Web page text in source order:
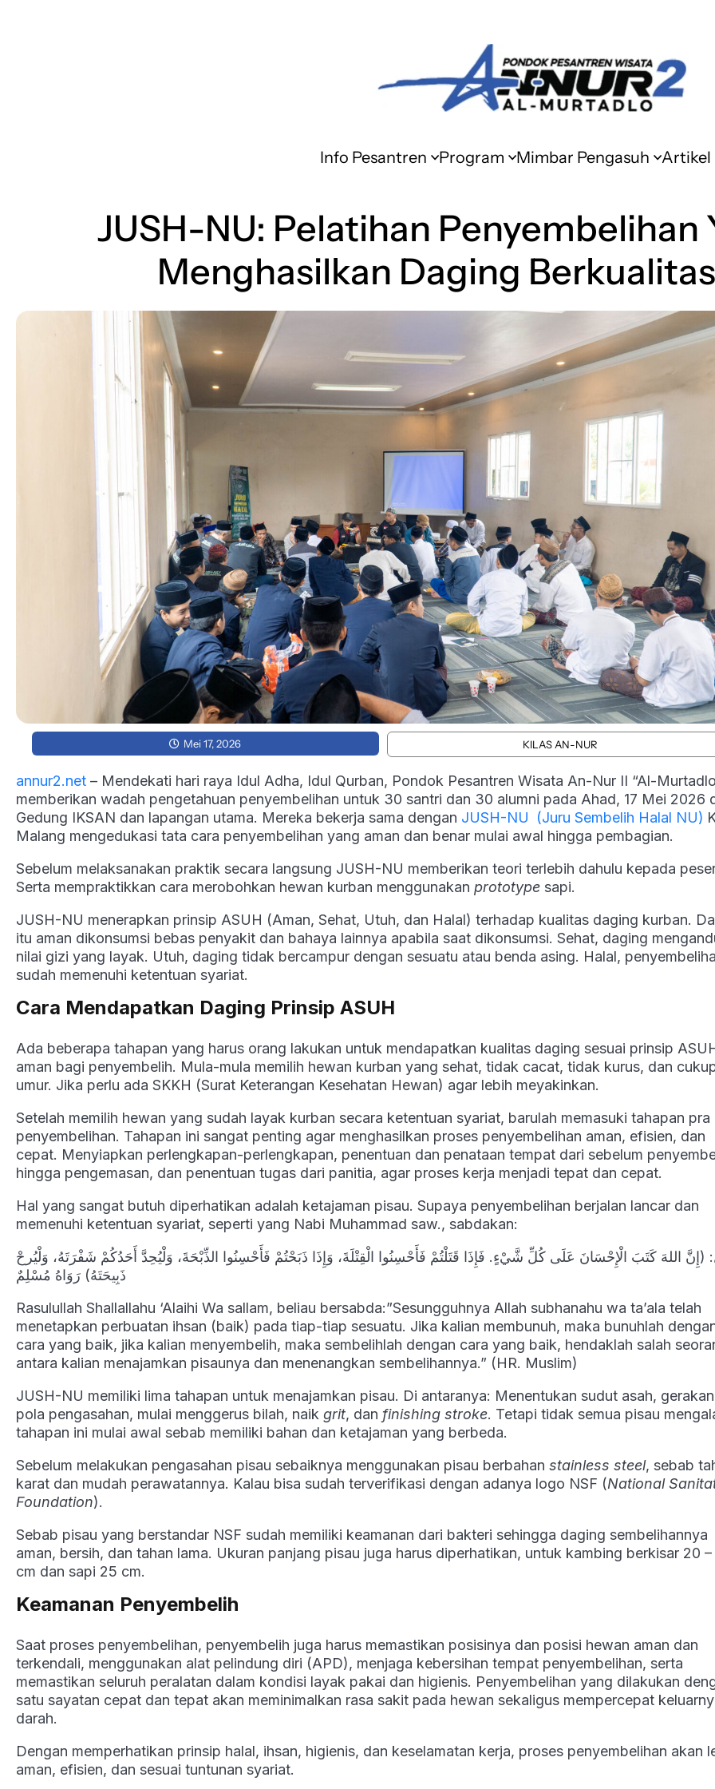
Info Pesantren Program Mimbar Pengasuh Artikel
JUSH-NU: Pelatihan Penyembelihan
Menghasilkan Daging
Mei 17, 2026 KILAS AN-NUR
annur2.net – Mendekati hari raya Idul Adha, Idul Qurban, Pondok Pesantren Wisata An-Nur II “Al-
memberikan wadah pengetahuan penyembelihan untuk 30 santri dan 30 alumni pada Ahad, 17 Mei 2026
Gedung IKSAN dan lapangan utama. Mereka bekerja sama dengan JUSH-NU (Juru Sembelih Halal NU)
Malang mengedukasi tata cara penyembelihan yang aman dan benar mulai awal hingga pembagian.
Sebelum melaksanakan praktik secara langsung JUSH-NU memberikan teori terlebih dahulu kepada
Serta mempraktikkan cara merobohkan hewan kurban menggunakan prototype sapi.
JUSH-NU menerapkan prinsip ASUH (Aman, Sehat, Utuh, dan Halal) terhadap kualitas daging kurban.
itu aman dikonsumsi bebas penyakit dan bahaya lainnya apabila saat dikonsumsi. Sehat, daging
nilai gizi yang layak. Utuh, daging tidak bercampur dengan sesuatu atau benda asing. Halal,
sudah memenuhi ketentuan syariat.
Cara Mendapatkan Daging Prinsip ASUH
Ada beberapa tahapan yang harus orang lakukan untuk mendapatkan kualitas daging sesuai prinsip
aman bagi penyembelih. Mula-mula memilih hewan kurban yang sehat, tidak cacat, tidak kurus, dan
umur. Jika perlu ada SKKH (Surat Keterangan Kesehatan Hewan) agar lebih meyakinkan.
Setelah memilih hewan yang sudah layak kurban secara ketentuan syariat, barulah memasuki tahapan pra
penyembelihan. Tahapan ini sangat penting agar menghasilkan proses penyembelihan aman, efisien, dan
cepat. Menyiapkan perlengkapan-perlengkapan, penentuan dan penataan tempat dari sebelum
hingga pengemasan, dan penentuan tugas dari panitia, agar proses kerja menjadi tepat dan cepat.
Hal yang sangat butuh diperhatikan adalah ketajaman pisau. Supaya penyembelihan berjalan lancar dan
memenuhi ketentuan syariat, seperti yang Nabi Muhammad saw., sabdakan:
(إِنَّ اللهَ كَتَبَ الْإِحْسَانَ عَلَى كُلِّ شَّيْءٍ. فَإِذَا قَتَلْتُمْ فَأَحْسِنُوا الْقِتْلَةَ، وَإِذَا ذَبَحْتُمْ فَأَحْسِنُوا الذِّبْحَةَ، وَلْيُحِدَّ أَحَدُكُمْ شَفْرَتَهُ، وَلْيُرحْ
ذَبِيحَتَهُ) رَوَاهُ مُسْلِمٌ
Rasulullah Shallallahu ‘Alaihi Wa sallam, beliau bersabda:”Sesungguhnya Allah subhanahu wa ta’ala telah
menetapkan perbuatan ihsan (baik) pada tiap-tiap sesuatu. Jika kalian membunuh, maka bunuhlah
cara yang baik, jika kalian menyembelih, maka sembelihlah dengan cara yang baik, hendaklah salah
antara kalian menajamkan pisaunya dan menenangkan sembelihannya.” (HR. Muslim)
JUSH-NU memiliki lima tahapan untuk menajamkan pisau. Di antaranya: Menentukan sudut asah,
pola pengasahan, mulai menggerus bilah, naik grit, dan finishing stroke. Tetapi tidak semua pisau
tahapan ini mulai awal sebab memiliki bahan dan ketajaman yang berbeda.
Sebelum melakukan pengasahan pisau sebaiknya menggunakan pisau berbahan stainless steel, sebab
karat dan mudah perawatannya. Kalau bisa sudah terverifikasi dengan adanya logo NSF (National
Foundation).
Sebab pisau yang berstandar NSF sudah memiliki keamanan dari bakteri sehingga daging sembelihannya
aman, bersih, dan tahan lama. Ukuran panjang pisau juga harus diperhatikan, untuk kambing berkisar 20 –
cm dan sapi 25 cm.
Keamanan Penyembelih
Saat proses penyembelihan, penyembelih juga harus memastikan posisinya dan posisi hewan aman dan
terkendali, menggunakan alat pelindung diri (APD), menjaga kebersihan tempat penyembelihan, serta
memastikan seluruh peralatan dalam kondisi layak pakai dan higienis. Penyembelihan yang dilakukan
satu sayatan cepat dan tepat akan meminimalkan rasa sakit pada hewan sekaligus mempercepat
darah.
Dengan memperhatikan prinsip halal, ihsan, higienis, dan keselamatan kerja, proses penyembelihan akan
aman, efisien, dan sesuai tuntunan syariat.